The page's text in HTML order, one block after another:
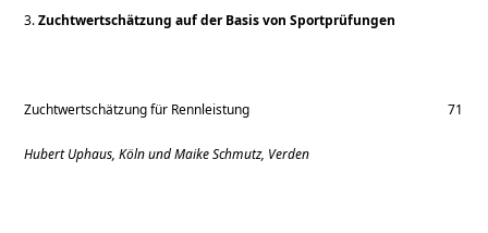
3.Zuchtwertschätzung auf der Basis von Sportprüfungen
Zuchtwertschätzung für Rennleistung 71
Hubert Uphaus, Köln und Maike Schmutz, Verden